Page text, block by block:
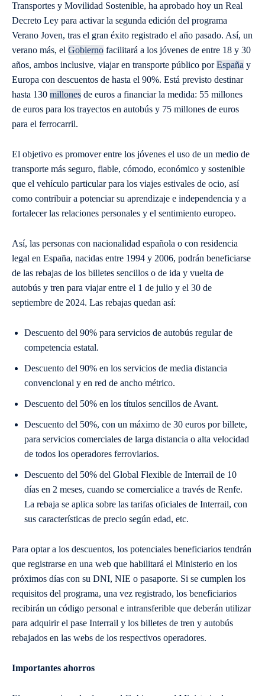
Transportes y Movilidad Sostenible, ha aprobado hoy un Real
Decreto Ley para activar la segunda edición del programa
Verano Joven, tras el gran éxito registrado el año pasado. Así, un
verano más, el Gobierno facilitará a los jóvenes de entre 18 y 30
años, ambos inclusive, viajar en transporte público porEspaña y
Europa con descuentos de hasta el 90%. Está previsto destinar
hasta 130 millones de euros a financiar la medida: 55 millones
de euros para los trayectos en autobús y 75 millones de euros
para el ferrocarril.
El objetivo es promover entre los jóvenes el uso de un medio de
transporte más seguro, fiable, cómodo, económico y sostenible
que el vehículo particular para los viajes estivales de ocio, así
como contribuir a potenciar su aprendizaje e independencia y a
fortalecer las relaciones personales y el sentimiento europeo.
Así, las personas con nacionalidad española o con residencia
legal en España, nacidas entre 1994 y 2006, podrán beneficiarse
de las rebajas de los billetes sencillos o de ida y vuelta de
autobús y tren para viajar entre el 1 de julio y el 30 de
septiembre de 2024. Las rebajas quedan así:
Descuento del 90% para servicios de autobús regular de
competencia estatal.
Descuento del 90% en los servicios de media distancia
convencional y en red de ancho métrico.
Descuento del 50% en los títulos sencillos de Avant.
Descuento del 50%, con un máximo de 30 euros por billete,
para servicios comerciales de larga distancia o alta velocidad
de todos los operadores ferroviarios.
Descuento del 50% del Global Flexible de Interrail de 10
días en 2 meses, cuando se comercialice a través de Renfe.
La rebaja se aplica sobre las tarifas oficiales de Interrail, con
sus características de precio según edad, etc.
Para optar a los descuentos, los potenciales beneficiarios tendrán
que registrarse en una web que habilitará el Ministerio en los
próximos días con su DNI, NIE o pasaporte. Si se cumplen los
requisitos del programa, una vez registrado, los beneficiarios
recibirán un código personal e intransferible que deberán utilizar
para adquirir el pase Interrail y los billetes de tren y autobús
rebajados en las webs de los respectivos operadores.
Importantes ahorros